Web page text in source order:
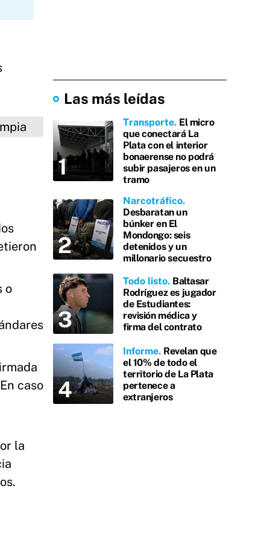
o
caso
la
Las más leídas
Transporte El micro
que conectará La
Plata con el interior
bonaerense no podrá
subir pasajeros en un
tramo
Narcotráfico
Desbaratan un
búnker en El
Mondongo: seis
detenidos y un
millonario secuestro
Todo listo Baltasar
Rodríguez es jugador
de Estudiantes:
revisión médica y
firma del contrato
Informe Revelan que
el 10% de todo el
territorio de La Plata
pertenece a
extranjeros